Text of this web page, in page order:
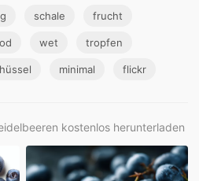
schale frucht
wet tropfen
minimal flickr
kostenlos herunterladen